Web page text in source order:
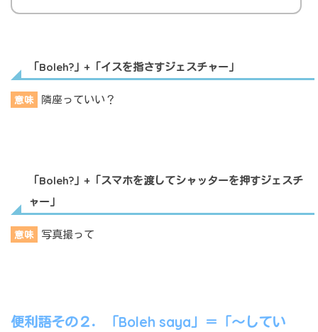
「Boleh?」+「イスを指さすジェスチャー」
意味 隣座っていい？
「Boleh?」+「スマホを渡してシャッターを押すジェスチ
ャー」
意味 写真撮って
便利語その２．「Boleh saya」＝「～してい